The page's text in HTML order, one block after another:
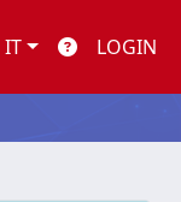
IT LOGIN